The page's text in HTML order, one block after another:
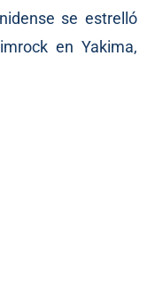
se estrelló
en Yakima,